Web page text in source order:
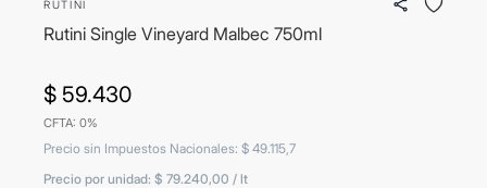
RUTINI
Rutini Single Vineyard Malbec 750ml
$ 59.430
CFTA: 0%
Precio sin Impuestos Nacionales: $ 49.115, 7
Precio por unidad: $ 79.240,00 / lt
4.
vino
6. bressia
7
mochila